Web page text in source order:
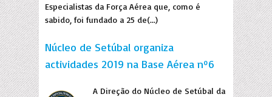
Especialistas da Força Aérea que, como é
sabido, foi fundado a 25 de(...)
Núcleo de Setúbal organiza
actividades 2019 na Base Aérea nº6
A Direção do Núcleo de Setúbal da